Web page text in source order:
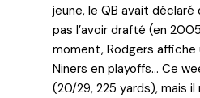
jeune, le QB avait
pas l’avoir drafté (en
moment, Rodgers
Niners en playoffs… Ce
(20/29, 225 yards), mais il